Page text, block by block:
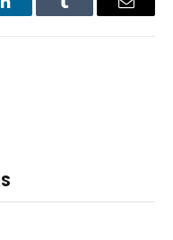
LinkedInTumblr Email